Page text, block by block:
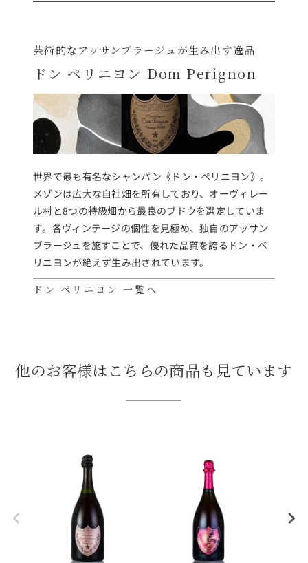
芸術的なアッサンブラージュが生み出す逸品
ドン ペリニヨン Dom Perignon
世界で最も有名なシャンパン《ドン・ペリニヨン》。
メゾンは広大な自社畑を所有しており、オーヴィレー
ル村と8つの特級畑から最良のブドウを選定していま
す。各ヴィンテージの個性を見極め、独自のアッサン
ブラージュを施すことで、優れた品質を誇るドン・ペ
リニヨンが絶えず生み出されています。
ドン ペリニヨン 一覧へ
他のお客様はこちらの商品も見ています